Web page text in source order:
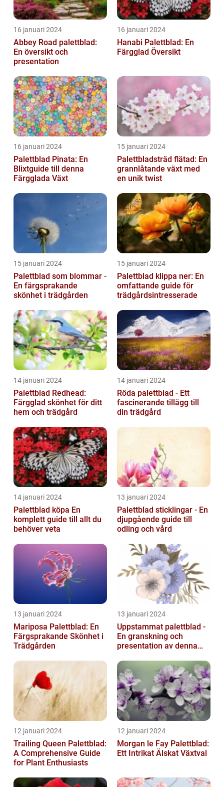
16 januari 2024
Abbey Road palettblad:
En översikt och
presentation
16 januari 2024
Hanabi Palettblad: En
Färgglad Översikt
16 januari 2024
Palettblad Pinata: En
Blixtguide till denna
Färgglada Växt
15 januari 2024
Palettbladsträd flätad: En
grannlåtande växt med
en unik twist
15 januari 2024
Palettblad som blommar -
En färgsprakande
skönhet i trädgården
15 januari 2024
Palettblad klippa ner: En
omfattande guide för
trädgårdsintresserade
14 januari 2024
Palettblad Redhead:
Färgglad skönhet för ditt
hem och trädgård
14 januari 2024
Röda palettblad - Ett
fascinerande tillägg till
din trädgård
14 januari 2024
Palettblad köpa En
komplett guide till allt du
behöver veta
13 januari 2024
Palettblad sticklingar - En
djupgående guide till
odling och vård
13 januari 2024
Mariposa Palettblad: En
Färgsprakande Skönhet i
Trädgården
13 januari 2024
Uppstammat palettblad -
En granskning och
presentation av denna
12 januari 2024
Trailing Queen Palettblad:
A Comprehensive Guide
for Plant Enthusiasts
12 januari 2024
Morgan le Fay Palettblad:
Ett Intrikat Älskat Växtval